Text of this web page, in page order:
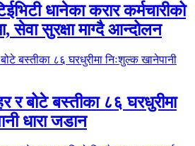
धानेका करार कर्मचारीको
सेवा सुरक्षा माग्दै आन्दोलन
र बोटे बस्तीका ८६ घरधुरीमा
धारा जडान